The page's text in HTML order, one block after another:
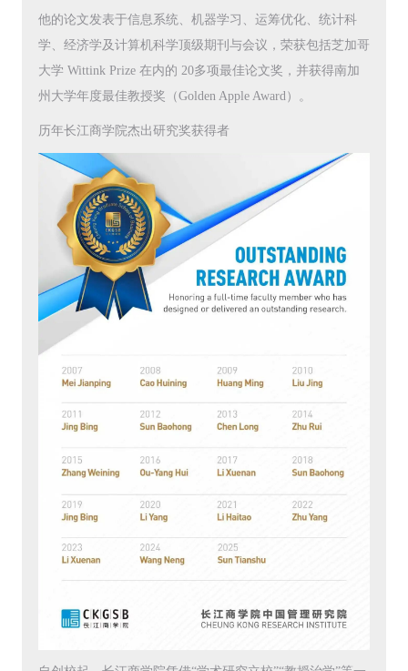
他的论文发表于信息系统、机器学习、运筹优化、统计科
学、经济学及计算机科学顶级期刊与会议，荣获包括芝加哥
大学 Wittink Prize 在内的 20多项最佳论文奖，并获得南加
州大学年度最佳教授奖（Golden Apple Award）。
历年长江商学院杰出研究奖获得者